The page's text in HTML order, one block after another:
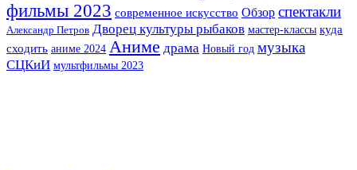
фильмы 2023 современное искусство Обзор спектакли
Александр Петров Дворец культуры рыбаков мастер-классы куда
сходить аниме 2024 Аниме драма Новый год музыка
СЦКиИ мультфильмы 2023